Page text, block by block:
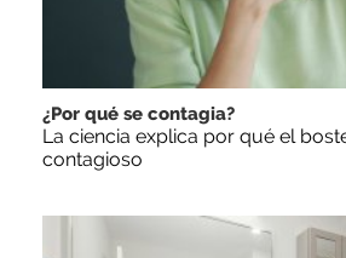
¿Por qué se contagia?
La ciencia explica por qué el
contagioso